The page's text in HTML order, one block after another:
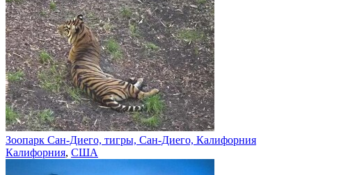
Зоопарк Сан-Диего, тигры, Сан-Диего, Калифорния
Калифорния, США